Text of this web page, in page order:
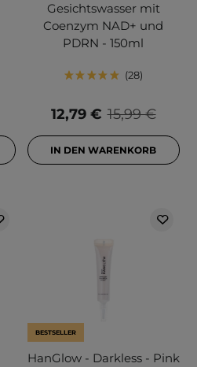
Gesichtswasser mit
Coenzym NAD+ und
PDRN - 150ml
28
15,99 €
12,79 €
IN DEN WARENKORB
BESTSELLER
HanGlow - Darkless - Pink